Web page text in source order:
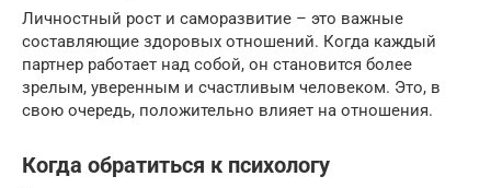
Личностный рост и саморазвитие – это важные
составляющие здоровых отношений. Когда каждый
партнер работает над собой, он становится более
зрелым, уверенным и счастливым человеком. Это, в
свою очередь, положительно влияет на отношения.
Когда обратиться к психологу